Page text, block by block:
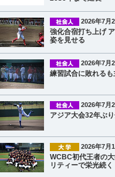
2026年7月
強化合宿打ち上げ
姿を見せる
2026年7月
練習試合に敗れる
2026年7月
アジア大会32年ぶ
2026年7月
WCBC初代王者の
リティーで栄光続く